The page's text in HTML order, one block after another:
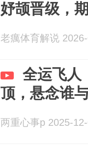
妤颉晋级，
老癘体育解说
全运飞人
顶，悬念谁
两重心事p 2025-